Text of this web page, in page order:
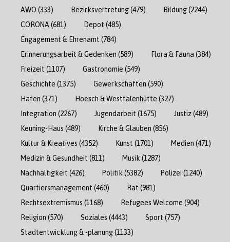
AWO (333) Bezirksvertretung(479) Bildung(2244)
CORONA (681) Depot (485)
Engagement & Ehrenamt (784)
Erinnerungsarbeit & Gedenken (589) Flora & Fauna (384)
Freizeit (1107) Gastronomie (549)
Geschichte (1375) Gewerkschaften (590)
Hafen (371) Hoesch & Westfalenhütte (327)
Integration (2267) Jugendarbeit (1675) Justiz(489)
Keuning-Haus (489) Kirche & Glauben (856)
Kultur & Kreatives (4352) Kunst (1701) Medien (471)
Medizin & Gesundheit (811) Musik (1287)
Nachhaltigkeit (426) Politik (5382) Polizei (1240)
Quartiersmanagement (460) Rat (981)
Rechtsextremismus (1168) Refugees Welcome (904)
Religion (570) Soziales (4443) Sport (757)
Stadtentwicklung & -planung(1133)